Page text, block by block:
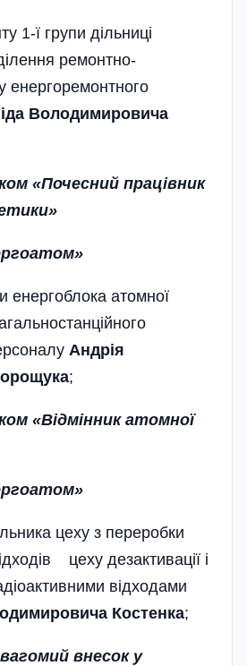
1-ї групи дільниці
ремонтно-
енергоремонтного
Володимировича
«Почесний працівник
енергоблока атомної
Андрія
;
«Відмінник атомної
цеху з переробки
цеху дезактивації і
відходами
Костенка;
внесок у